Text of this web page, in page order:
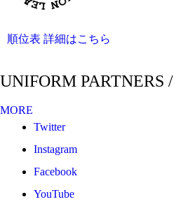
順位表 詳細はこちら
UNIFORM PARTNERS
MORE
Twitter
Instagram
Facebook
YouTube